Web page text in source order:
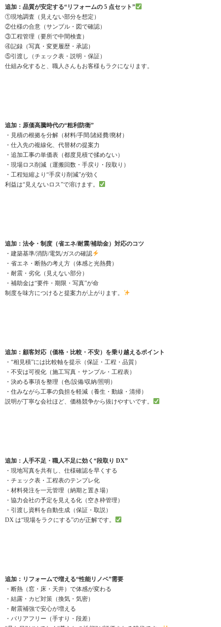
追加：品質が安定する“リフォームの 5 点セット”
①現地調査（見えない部分を想定）
②仕様の合意（サンプル・図で確認）
③工程管理（要所で中間検査）
④記録（写真・変更履歴・承認）
⑤引渡し（チェック表・説明・保証）
仕組み化すると、職人さんもお客様もラクになります。
追加：原価高騰時代の“粗利防衛”
・見積の根拠を分解（材料/手間/諸経費/廃材）
・仕入先の複線化、代替材の提案力
・追加工事の単価表（都度見積で揉めない）
・現場ロス削減（運搬回数・手戻り・段取り）
・工程短縮より“手戻り削減”が効く
利益は“見えないロス”で溶けます。
追加：法令・制度（省エネ/耐震/補助金）対応のコツ
・建築基準/消防/電気/ガスの確認
・省エネ・断熱の考え方（体感と光熱費）
・耐震・劣化（見えない部分）
・補助金は“要件・期限・写真”が命
制度を味方につけると提案力が上がります。
追加：顧客対応（価格・比較・不安）を乗り越えるポイント
・“相見積”には比較軸を提示（保証・工程・品質）
・不安は可視化（施工写真・サンプル・工程表）
・決める事項を整理（色/設備/収納/照明）
・住みながら工事の負担を軽減（養生・動線・清掃）
説明が丁寧な会社ほど、価格競争から抜けやすいです。
追加：人手不足・職人不足に効く“段取り DX”
・現地写真を共有し、仕様確認を早くする
・チェック表・工程表のテンプレ化
・材料発注を一元管理（納期と置き場）
・協力会社の予定を見える化（空き枠管理）
・引渡し資料を自動生成（保証・取説）
DX は“現場をラクにする”のが正解です。
追加：リフォームで増える“性能リノベ”需要
・断熱（窓・床・天井）で体感が変わる
・結露・カビ対策（換気・気密）
・耐震補強で安心が増える
・バリアフリー（手すり・段差）